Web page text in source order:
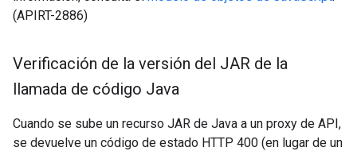
(APIRT-2886)
Verificación de la versión del JAR de la
llamada de código Java
Cuando se sube un recurso JAR de Java a un proxy de API,
se devuelve un código de estado HTTP 400 (en lugar de un